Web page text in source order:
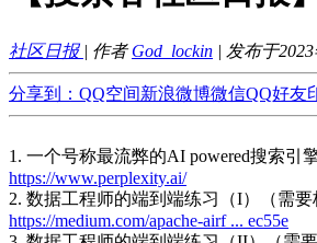
社区日报 | 作者God_lockin | 发布于
分享到： QQ空间新浪微博微信QQ好友
1. 一个号称最流弊的AI powered搜索引
https://www.perplexity.ai/
2. 数据工程师的端到端练习（I）（需要
https://medium.com/apache-airf ... ec55e